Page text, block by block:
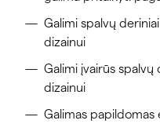
Galimi spalvų
dizainui
Galimi įvairūs
dizainui
Galimas papildomas